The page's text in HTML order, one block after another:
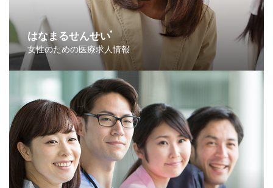
はなまるせんせい®
女性のための医療求人情報